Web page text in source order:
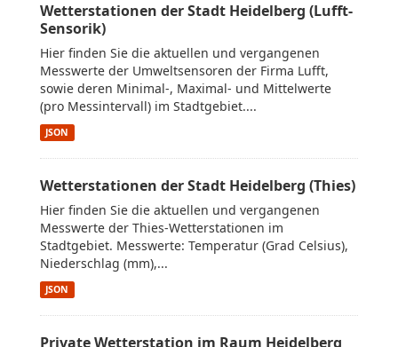
Wetterstationen der Stadt Heidelberg (Lufft-
Sensorik)
Hier finden Sie die aktuellen und vergangenen
Messwerte der Umweltsensoren der Firma Lufft,
sowie deren Minimal-, Maximal- und Mittelwerte
(pro Messintervall) im Stadtgebiet....
JSON
Wetterstationen der Stadt Heidelberg (Thies)
Hier finden Sie die aktuellen und vergangenen
Messwerte der Thies-Wetterstationen im
Stadtgebiet. Messwerte: Temperatur (Grad Celsius),
Niederschlag (mm),...
JSON
Private Wetterstation im Raum Heidelberg